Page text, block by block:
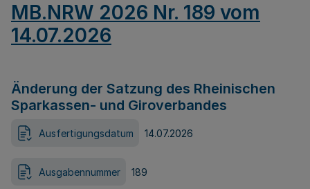
MB.NRW 2026 Nr. 189 vom
14.07.2026
Änderung der Satzung des Rheinischen
Sparkassen- und Giroverbandes
Ausfertigungsdatum 14.07.2026
Ausgabennummer 189